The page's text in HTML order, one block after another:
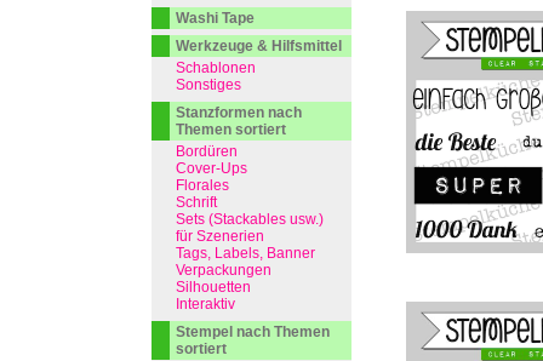
Washi Tape
Werkzeuge & Hilfsmittel
Schablonen
Sonstiges
Stanzformen nach
Themen sortiert
Bordüren
Cover-Ups
Florales
Schrift
Sets (Stackables usw.)
für Szenerien
Tags, Labels, Banner
Verpackungen
Silhouetten
Interaktiv
Stempel nach Themen
sortiert